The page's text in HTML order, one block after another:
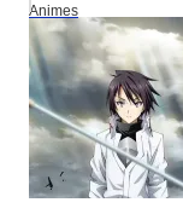
Animes